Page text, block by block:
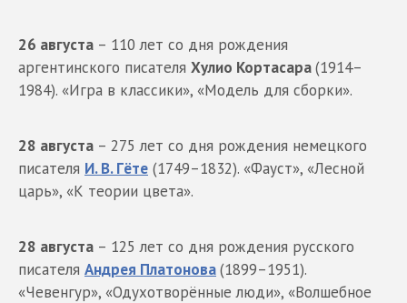
26 августа – 110 лет со дня рождения
аргентинского писателя Хулио Кортасара(1914–
1984). «Игра в классики», «Модель для сборки».
28 августа – 275 лет со дня рождения немецкого
писателя И. В. Гёте (1749–1832). «Фауст», «Лесной
царь», «К теории цвета».
28 августа – 125 лет со дня рождения русского
писателя Андрея Платонова(1899–1951).
«Чевенгур», «Одухотворённые люди», «Волшебное